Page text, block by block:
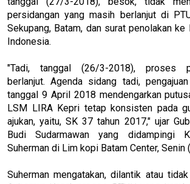
persidangan yang masih berlanjut di
Sekupang, Batam, dan surat penolakan
Indonesia.
"Tadi, tanggal (26/3-2018), proses
berlanjut. Agenda sidang tadi,
tanggal 9 April 2018 mendengarkan
LSM LIRA Kepri tetap konsisten pada
ajukan, yaitu, SK 37 tahun 2017," ujar
Budi Sudarmawan yang didampingi
Suherman di Lim kopi Batam Center,
Suherman mengatakan, dilantik atau